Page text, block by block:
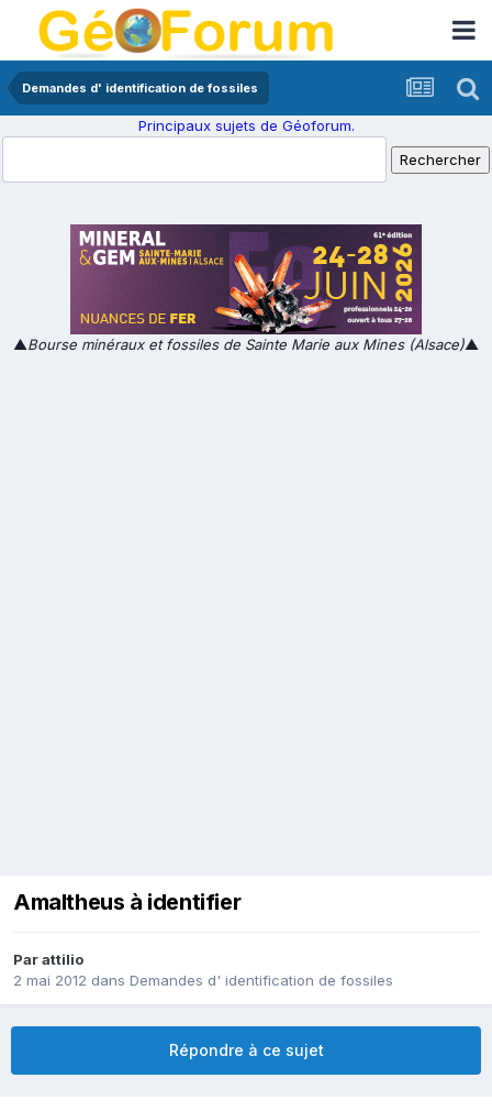
Demandes d' identification de fossiles
Principaux sujets de Géoforum.
▲Bourse minéraux et fossiles de Sainte Marie aux Mines (Alsace)▲
Amaltheus à identifier
Parattilio
2 mai 2012 dans Demandes d' identification de fossiles
Répondre à ce sujet